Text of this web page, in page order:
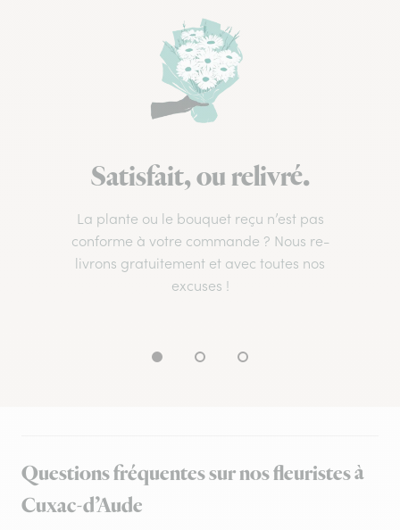
Satisfait, ou relivré.
La plante ou le bouquet reçu n’est pas
conforme à votre commande ? Nous re-
livrons gratuitement et avec toutes nos
excuses !
Questions fréquentes sur nos fleuristes à
Cuxac-d’Aude